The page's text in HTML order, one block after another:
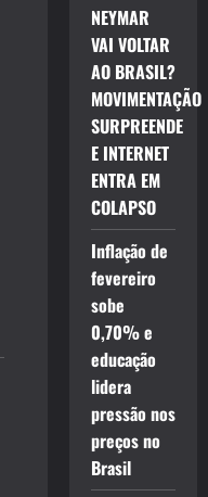
NEYMAR
VAI VOLTAR
AO BRASIL?
MOVIMENTAÇÃO
SURPREENDE
E INTERNET
ENTRA EM
COLAPSO
Inflação de
fevereiro
sobe
0,70% e
educação
lidera
pressão nos
preços no
Brasil